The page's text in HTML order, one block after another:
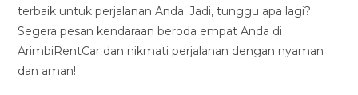
terbaik untuk perjalanan Anda. Jadi, tunggu apa lagi?
Segera pesan kendaraan beroda empat Anda di
ArimbiRentCar dan nikmati perjalanan dengan nyaman
dan aman!